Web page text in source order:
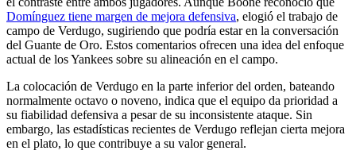
Domínguez tiene margen de mejora defensiva, elogió el trabajo de
campo de Verdugo, sugiriendo que podría estar en la conversación
del Guante de Oro. Estos comentarios ofrecen una idea del enfoque
actual de los Yankees sobre su alineación en el campo.
La colocación de Verdugo en la parte inferior del orden, bateando
normalmente octavo o noveno, indica que el equipo da prioridad a
su fiabilidad defensiva a pesar de su inconsistente ataque. Sin
embargo, las estadísticas recientes de Verdugo reflejan cierta mejora
en el plato, lo que contribuye a su valor general.